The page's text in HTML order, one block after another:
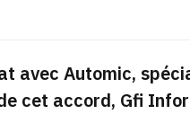
avec Automic,
cet accord, Gfi